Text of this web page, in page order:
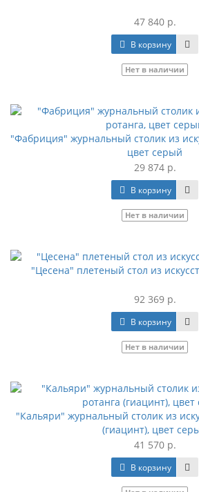
47 840 р.
В корзину
Нет в наличии
"Фабриция" журнальный столик из
цвет серый
29 874 р.
В корзину
Нет в наличии
"Цесена" плетеный стол из
92 369 р.
В корзину
Нет в наличии
"Кальяри" журнальный столик из
(гиацинт), цвет
41 570 р.
В корзину